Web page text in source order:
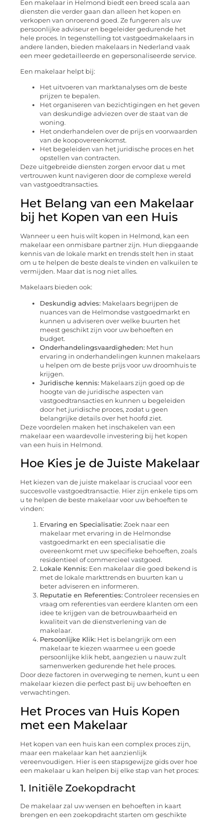
Een makelaar in Helmond biedt een breed scala aan
diensten die verder gaan dan alleen het kopen en
verkopen van onroerend goed. Ze fungeren als uw
persoonlijke adviseur en begeleider gedurende het
hele proces. In tegenstelling tot vastgoedmakelaars in
andere landen, bieden makelaars in Nederland vaak
een meer gedetailleerde en gepersonaliseerde service.
Een makelaar helpt bij:
Het uitvoeren van marktanalyses om de beste
prijzen te bepalen.
Het organiseren van bezichtigingen en het geven
van deskundige adviezen over de staat van de
woning.
Het onderhandelen over de prijs en voorwaarden
van de koopovereenkomst.
Het begeleiden van het juridische proces en het
opstellen van contracten.
Deze uitgebreide diensten zorgen ervoor dat u met
vertrouwen kunt navigeren door de complexe wereld
van vastgoedtransacties.
Het Belang van een Makelaar
bij het Kopen van een Huis
Wanneer u een huis wilt kopen in Helmond, kan een
makelaar een onmisbare partner zijn. Hun diepgaande
kennis van de lokale markt en trends stelt hen in staat
om u te helpen de beste deals te vinden en valkuilen te
vermijden. Maar dat is nog niet alles.
Makelaars bieden ook:
Deskundig advies: Makelaars begrijpen de
nuances van de Helmondse vastgoedmarkt en
kunnen u adviseren over welke buurten het
meest geschikt zijn voor uw behoeften en
budget.
Onderhandelingsvaardigheden: Met hun
ervaring in onderhandelingen kunnen makelaars
u helpen om de beste prijs voor uw droomhuis te
krijgen.
Juridische kennis: Makelaars zijn goed op de
hoogte van de juridische aspecten van
vastgoedtransacties en kunnen u begeleiden
door het juridische proces, zodat u geen
belangrijke details over het hoofd ziet.
Deze voordelen maken het inschakelen van een
makelaar een waardevolle investering bij het kopen
van een huis in Helmond.
Hoe Kies je de Juiste Makelaar
Het kiezen van de juiste makelaar is cruciaal voor een
succesvolle vastgoedtransactie. Hier zijn enkele tips om
u te helpen de beste makelaar voor uw behoeften te
vinden:
Ervaring en Specialisatie: Zoek naar een
makelaar met ervaring in de Helmondse
vastgoedmarkt en een specialisatie die
overeenkomt met uw specifieke behoeften, zoals
residentieel of commercieel vastgoed.
Lokale Kennis: Een makelaar die goed bekend is
met de lokale markttrends en buurten kan u
beter adviseren en informeren.
Reputatie en Referenties: Controleer recensies en
vraag om referenties van eerdere klanten om een
idee te krijgen van de betrouwbaarheid en
kwaliteit van de dienstverlening van de
makelaar.
Persoonlijke Klik: Het is belangrijk om een
makelaar te kiezen waarmee u een goede
persoonlijke klik hebt, aangezien u nauw zult
samenwerken gedurende het hele proces.
Door deze factoren in overweging te nemen, kunt u een
makelaar kiezen die perfect past bij uw behoeften en
verwachtingen.
Het Proces van Huis Kopen
met een Makelaar
Het kopen van een huis kan een complex proces zijn,
maar een makelaar kan het aanzienlijk
vereenvoudigen. Hier is een stapsgewijze gids over hoe
een makelaar u kan helpen bij elke stap van het proces:
1. Initiële Zoekopdracht
De makelaar zal uw wensen en behoeften in kaart
brengen en een zoekopdracht starten om geschikte